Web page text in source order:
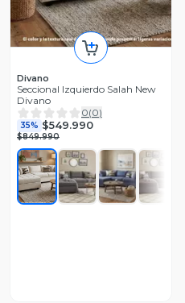
Divano
Seccional Izquierdo Salah New
Divano
0(0)
35% $549.990
$849.990